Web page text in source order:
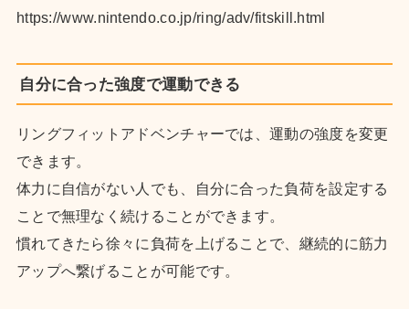
https://www.nintendo.co.jp/ring/adv/fitskill.html
自分に合った強度で運動できる
リングフィットアドベンチャーでは、運動の強度を変更
できます。
体力に自信がない人でも、自分に合った負荷を設定する
ことで無理なく続けることができます。
慣れてきたら徐々に負荷を上げることで、継続的に筋力
アップへ繋げることが可能です。